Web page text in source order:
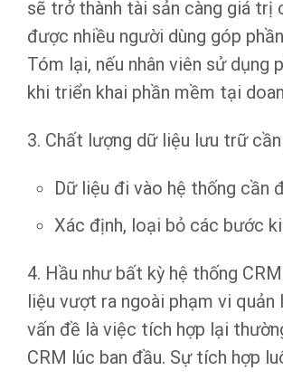
sẽ trở thành tài sản càng giá trị
được nhiều người dùng góp
Tóm lại, nếu nhân viên sử
khi triển khai phần mềm tại
3. Chất lượng dữ liệu lưu trữ
Dữ liệu đi vào hệ thống cần
Xác định, loại bỏ các bước
4. Hầu như bất kỳ hệ thống
liệu vượt ra ngoài phạm vi
vấn đề là việc tích hợp lại
CRM lúc ban đầu. Sự tích hợp